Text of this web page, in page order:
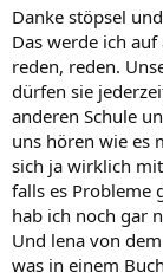
Danke stöpsel
Das werde ich
reden, reden.
dürfen sie
anderen Schule
uns hören wie es
sich ja wirklich
falls es Probleme
hab ich noch gar
Und lena von
was in einem